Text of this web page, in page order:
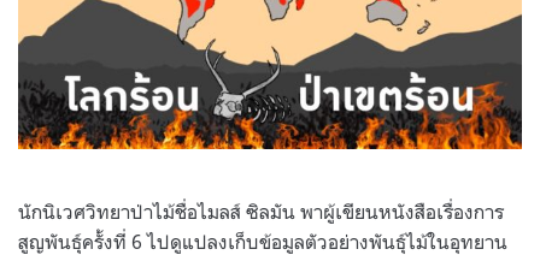
นักนิเวศวิทยาป่าไม้ชื่อไมลส์ ซิลมัน พาผู้เขียนหนังสือเรื่องการ
สูญพันธุ์ครั้งที่ 6 ไปดูแปลงเก็บข้อมูลตัวอย่างพันธุ์ไม้ในอุทยาน